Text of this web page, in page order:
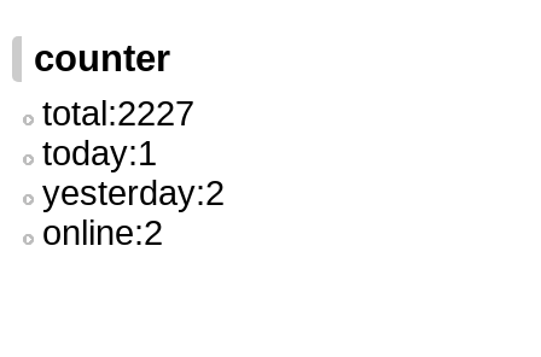
counter
total:2227
today:1
yesterday:2
online:2